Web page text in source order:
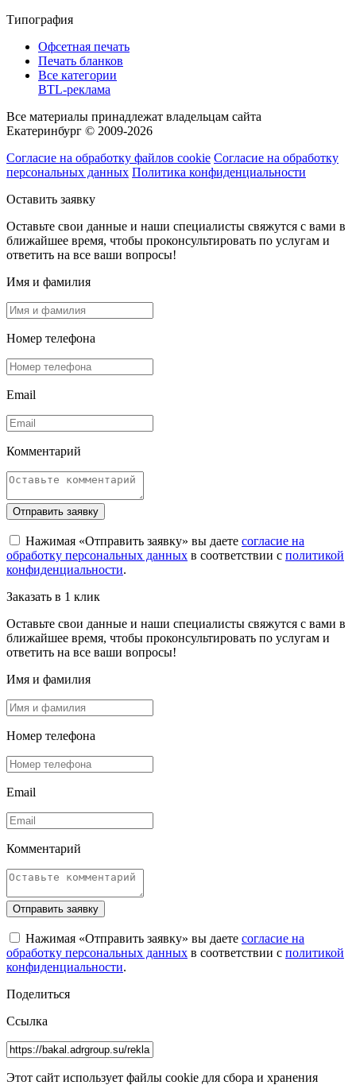
Типография
Офсетная печать
Печать бланков
Все категории
BTL-реклама
Все материалы принадлежат владельцам сайта
Екатеринбург © 2009-2026
Согласие на обработку файлов cookie Согласие на обработку
персональных данных Политика конфиденциальности
Оставить заявку
Оставьте свои данные и наши специалисты свяжутся с вами в
ближайшее время, чтобы проконсультировать по услугам и
ответить на все ваши вопросы!
Имя и фамилия
Номер телефона
Email
Комментарий
Отправить заявку
Нажимая «Отправить заявку» вы даете согласие на
обработку персональных данных в соответствии с политикой
конфиденциальности.
Заказать в 1 клик
Оставьте свои данные и наши специалисты свяжутся с вами в
ближайшее время, чтобы проконсультировать по услугам и
ответить на все ваши вопросы!
Имя и фамилия
Номер телефона
Email
Комментарий
Отправить заявку
Нажимая «Отправить заявку» вы даете согласие на
обработку персональных данных в соответствии с политикой
конфиденциальности.
Поделиться
Ссылка
Этот сайт использует файлы cookie для сбора и хранения